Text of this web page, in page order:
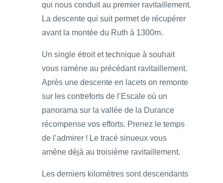
qui nous conduit au premier ravitaillement.
La descente qui suit permet de récupérer
avant la montée du Ruth à 1300m.
Un single étroit et technique à souhait
vous ramène au précédant ravitaillement.
Après une descente en lacets on remonte
sur les contreforts de l’Escale où un
panorama sur la vallée de la Durance
récompense vos efforts. Prenez le temps
de l’admirer ! Le tracé sinueux vous
amène déjà au troisième ravitaillement.
Les derniers kilomètres sont descendants